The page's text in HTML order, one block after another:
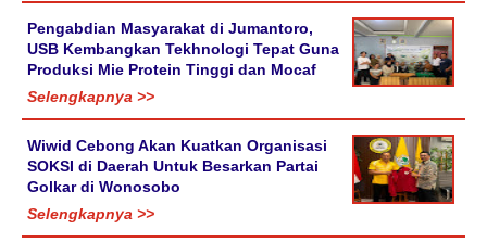
Pengabdian Masyarakat di Jumantoro,
USB Kembangkan Tekhnologi Tepat Guna
Produksi Mie Protein Tinggi dan Mocaf
Selengkapnya >>
Wiwid Cebong Akan Kuatkan Organisasi
SOKSI di Daerah Untuk Besarkan Partai
Golkar di Wonosobo
Selengkapnya >>